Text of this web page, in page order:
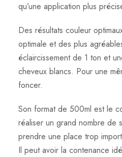
qu’une application plus
Des résultats couleur
optimale et des plus
éclaircissement de 1 ton et
cheveux blancs. Pour une
foncer.
Son format de 500ml est le
réaliser un grand nombre de
prendre une place trop
Il peut avoir la contenance